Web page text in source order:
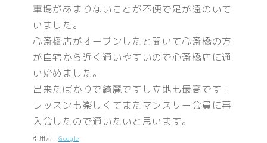
車場があまりないことが不便で足が遠のいて
いました。
心斎橋店がオープンしたと聞いて心斎橋の方
が自宅から近く通いやすいので心斎橋店に通
い始めました。
出来たばかりで綺麗ですし立地も最高です！
レッスンも楽しくてまたマンスリー会員に再
入会したので通いたいと思います。
引用元： Google